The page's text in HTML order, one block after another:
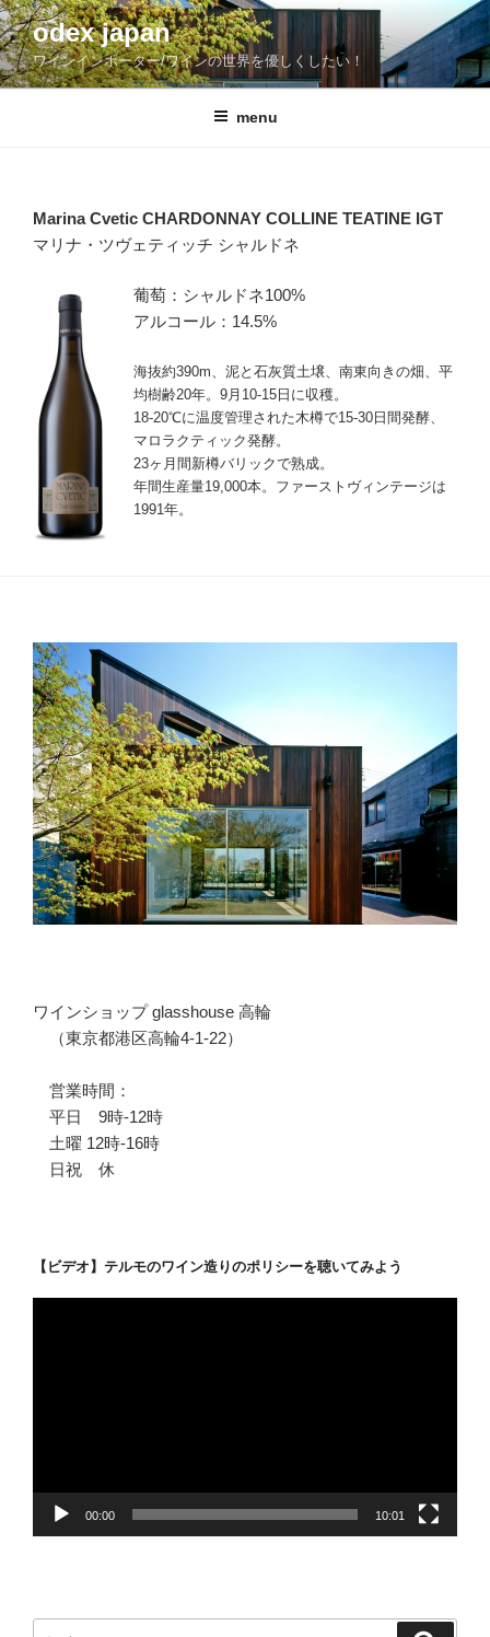
コ
ン
テ
ン
odex japan
ワインインポーター/ワインの世界を優しくしたい！
menu
Marina Cvetic CHARDONNAY COLLINE TEATINE IGT
マリナ・ツヴェティッチ シャルドネ
葡萄：シャルドネ100%
アルコール：14.5%
海抜約390m、泥と石灰質土壌、南東向きの畑、平
均樹齢20年。9月10-15日に収穫。
18-20℃に温度管理された木樽で15-30日間発酵、
マロラクティック発酵。
23ヶ月間新樽バリックで熟成。
年間生産量19,000本。ファーストヴィンテージは
1991年。
ワインショップ glasshouse 高輪
（東京都港区高輪4-1-22）
営業時間：
平日 9時-12時
土曜 12時-16時
日祝 休
【ビデオ】テルモのワイン造りのポリシーを聴いてみよう
00:00 10:01